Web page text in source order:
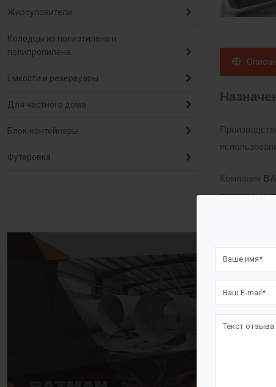
Жироуловители
Колодцы из полиэтилена и
полипропилена
Емкости и резервуары
Для частного дома
Блок-контейнеры
Футеровка
Компания
фекальных
невозможно
В
могут быть